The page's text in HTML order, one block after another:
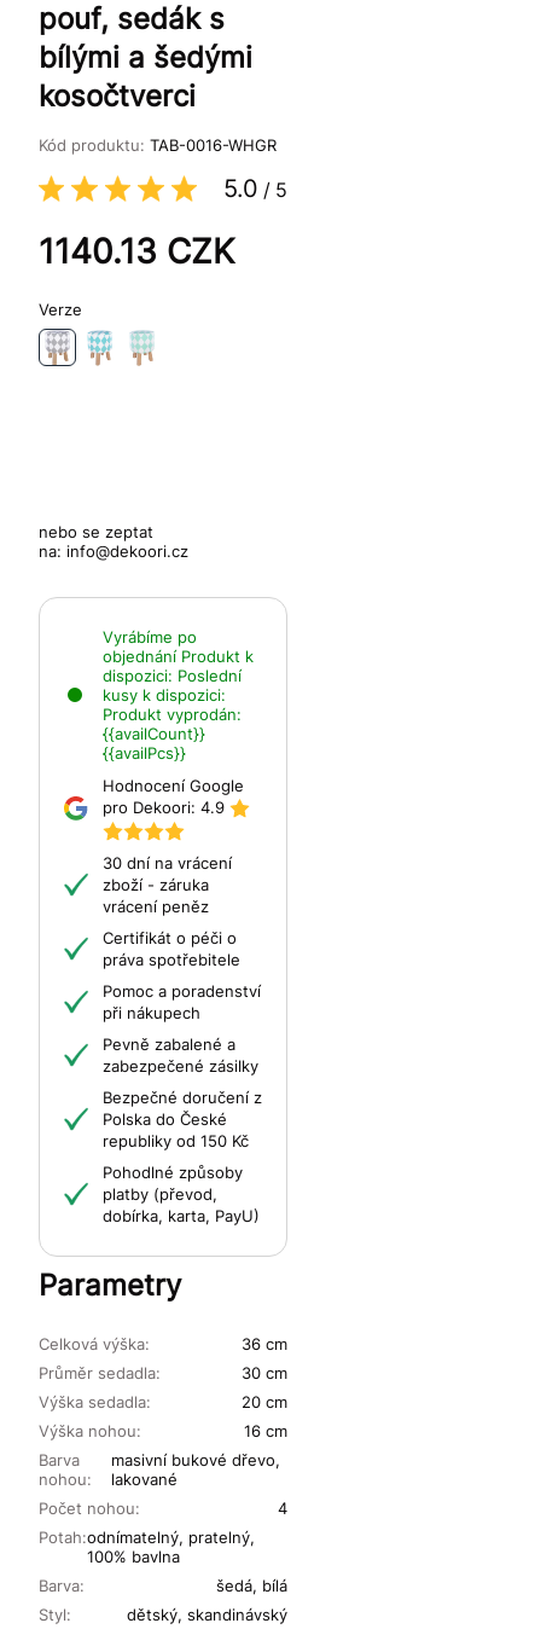
pouf, sedák s
bílými a šedými
kosočtverci
Kód produktu: TAB-0016-WHGR
5.0 / 5
1140.13 CZK
Verze
nebo se zeptat
na: info@dekoori.cz
Vyrábíme po
objednání Produkt k
dispozici: Poslední
kusy k dispozici:
Produkt vyprodán:
{{availCount}}
{{availPcs}}
Hodnocení Google
pro Dekoori: 4.9
30 dní na vrácení
zboží - záruka
vrácení peněz
Certifikát o péči o
práva spotřebitele
Pomoc a poradenství
při nákupech
Pevně zabalené a
zabezpečené zásilky
Bezpečné doručení z
Polska do České
republiky od 150 Kč
Pohodlné způsoby
platby (převod,
dobírka, karta, PayU)
Parametry
Průměr sedadla:
30 cm
Výška sedadla:
20 cm
Výška nohou:
16 cm
Barva
nohou:
masivní bukové dřevo,
lakované
Počet nohou:
4
Celková výška: 36 cm
Potah:odnímatelný, pratelný,
100% bavlna
Barva:
šedá, bílá
Styl: dětský, skandinávský